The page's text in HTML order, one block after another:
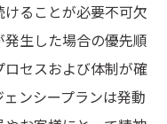
ることが必要不可欠
生した場合の優先順
セスおよび体制が確
ンシープランは発動